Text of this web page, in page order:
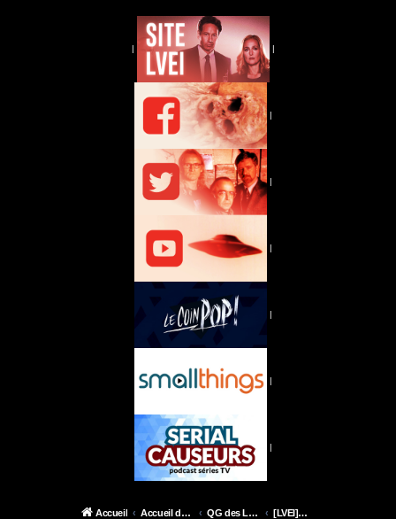
| |
|
|
|
|
|
|
Accueil Accueil du forum QG des Lone Gunmen [LVEI] Le site